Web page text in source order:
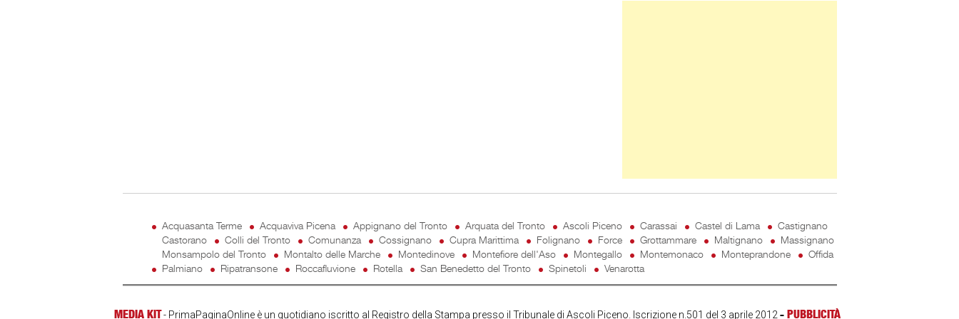
Acquasanta Terme Acquaviva Picena Appignano del Tronto Arquata del Tronto Ascoli Piceno Carassai Castel di Lama
Castignano
Castorano
Colli del Tronto Comunanza Cossignano Cupra Marittima Folignano Force Grottammare Maltignano
Massignano
Monsampolo del Tronto
Montalto delle Marche Montedinove Montefiore dell'Aso Montegallo Montemonaco Monteprandone
Offida
Palmiano
Ripatransone Roccafluvione Rotella San Benedetto del Tronto Spinetoli Venarotta
MEDIA KIT- PrimaPaginaOnline è un quotidiano iscritto al Registro della Stampa presso il Tribunale di Ascoli Piceno. Iscrizione n.501 del 3 aprile 2012- PUBBLICITÀ